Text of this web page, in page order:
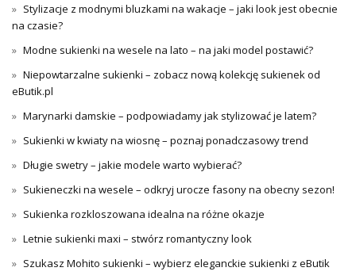
Stylizacje z modnymi bluzkami na wakacje – jaki look jest obecnie
na czasie?
Modne sukienki na wesele na lato – na jaki model postawić?
Niepowtarzalne sukienki – zobacz nową kolekcję sukienek od
eButik.pl
Marynarki damskie – podpowiadamy jak stylizować je latem?
Sukienki w kwiaty na wiosnę – poznaj ponadczasowy trend
Długie swetry – jakie modele warto wybierać?
Sukieneczki na wesele – odkryj urocze fasony na obecny sezon!
Sukienka rozkloszowana idealna na różne okazje
Letnie sukienki maxi – stwórz romantyczny look
Szukasz Mohito sukienki – wybierz eleganckie sukienki z eButik